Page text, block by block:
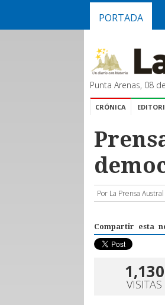
PORTADA
Punta Arenas, 08
CRÓNICA
Por La Prensa Austral
Compartir esta
1,130
VISITAS